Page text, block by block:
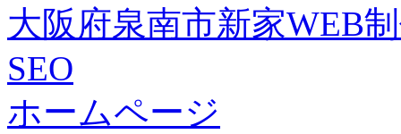
大阪府泉南市新家WEB
SEO
ホームページ